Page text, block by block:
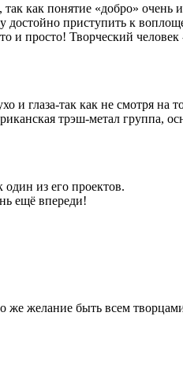
как понятие «добро» очень
достойно приступить к
и просто! Творческий человек
и глаза-так как не смотря на
трэш-метал группа,
из его проектов.
ещё впереди!
желание быть всем